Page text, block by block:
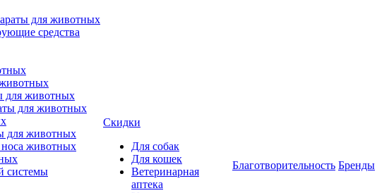
для животных
средства
для животных
для животных
для животных
носа животных
системы
Скидки
Для собак
Для кошек
Ветеринарная
аптека
Благотворительность Бренды